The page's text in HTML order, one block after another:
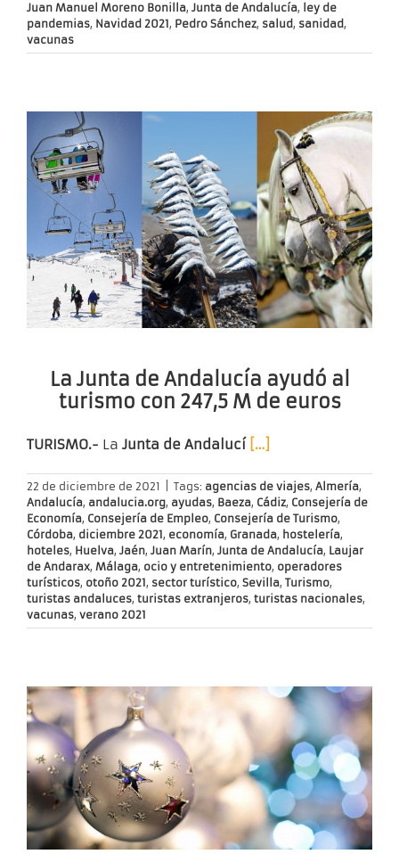
Juan Manuel Moreno Bonilla, Junta de Andalucía, ley de
pandemias, Navidad 2021, Pedro Sánchez, salud, sanidad,
vacunas
La Junta de Andalucía ayudó al
turismo con 247,5 M de euros
TURISMO.- La Junta de Andalucí […]
22 de diciembre de 2021 Tags: agencias de viajes, Almería,
Andalucía, andalucia.org, ayudas, Baeza, Cádiz, Consejería de
Economía, Consejería de Empleo, Consejería de Turismo,
Córdoba, diciembre 2021, economía, Granada, hostelería,
hoteles, Huelva, Jaén, Juan Marín, Junta de Andalucía, Laujar
de Andarax, Málaga, ocio y entretenimiento, operadores
turísticos, otoño 2021, sector turístico, Sevilla, Turismo,
turistas andaluces, turistas extranjeros, turistas nacionales,
vacunas, verano 2021